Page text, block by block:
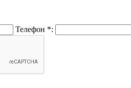
Телефон *: